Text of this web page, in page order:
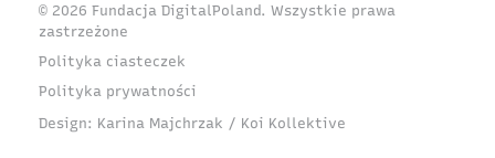
© 2026 Fundacja DigitalPoland. Wszystkie prawa
zastrzeżone
Polityka ciasteczek
Polityka prywatności
Design: Karina Majchrzak / Koi Kollektive